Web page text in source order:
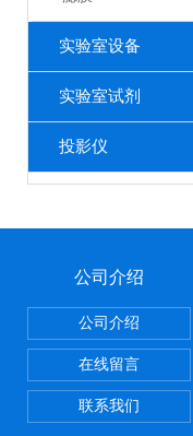
实验室设备
实验室试剂
投影仪
公司介绍
公司介绍
在线留言
联系我们